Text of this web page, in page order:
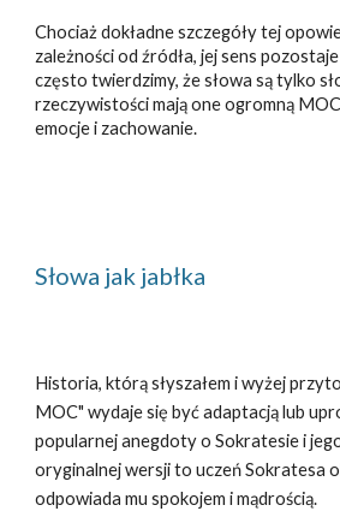
Chociaż dokładne szczegóły tej
zależności od źródła, jej sens
często twierdzimy, że słowa są tylko
rzeczywistości mają one ogromną
emocje i zachowanie.
Słowa jak jabłka
Historia, którą słyszałem i wyżej
MOC" wydaje się być adaptacją lub
popularnej anegdoty o Sokratesie i
oryginalnej wersji to uczeń Sokratesa
odpowiada mu spokojem i mądrością.